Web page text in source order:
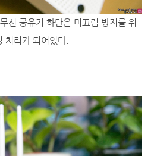
공유기 하단은 미끄럼 방지를 위
처리가 되어있다.